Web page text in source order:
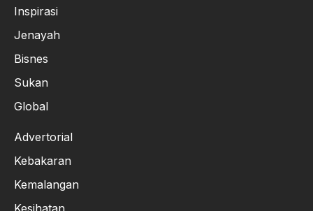
Inspirasi
Jenayah
Bisnes
Sukan
Global
Advertorial
Kebakaran
Kemalangan
Kesihatan